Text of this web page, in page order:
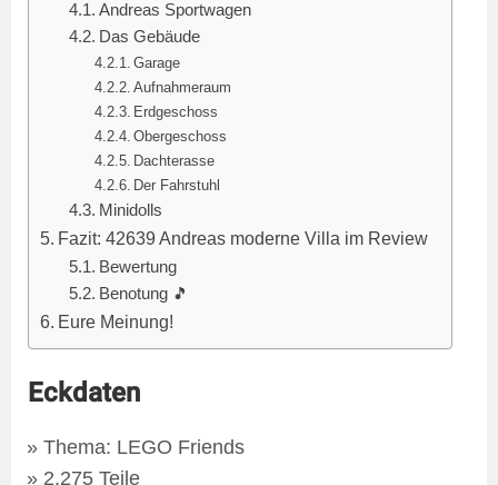
Andreas Sportwagen
Das Gebäude
Garage
Aufnahmeraum
Erdgeschoss
Obergeschoss
Dachterasse
Der Fahrstuhl
Minidolls
Fazit: 42639 Andreas moderne Villa im Review
Bewertung
Benotung 🎵
Eure Meinung!
Eckdaten
Thema: LEGO Friends
2.275 Teile